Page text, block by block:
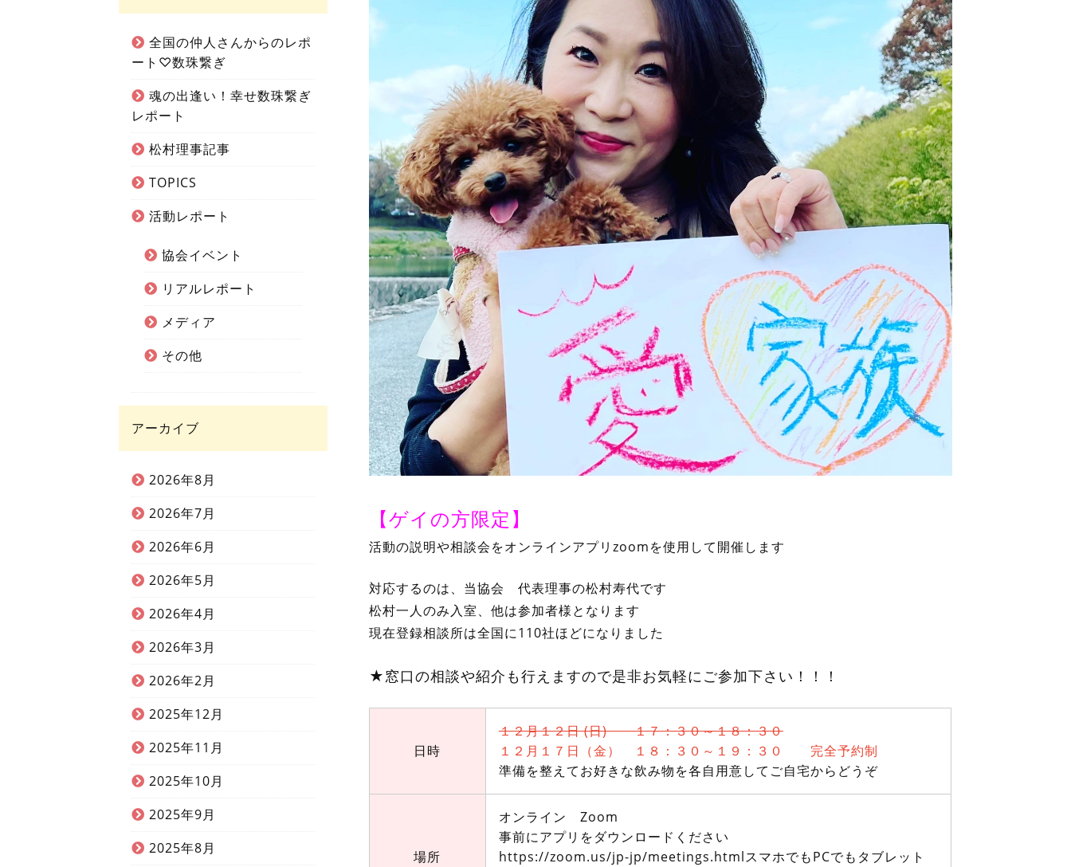
【ゲイの方限定】
活動の説明や相談会をオンラインアプリzoomを使用して開催します
対応するのは、当協会 代表理事の松村寿代です
松村一人のみ入室、他は参加者様となります
現在登録相談所は全国に110社ほどになりました
★窓口の相談や紹介も行えますので是非お気軽にご参加下さい！！！
日時
１２月１２日 (日) １７：３０～１８：３０
１２月１７日（金） １８：３０～１９：３０ 完全予約制
準備を整えてお好きな飲み物を各自用意してご自宅からどうぞ
場所
オンライン Zoom
事前にアプリをダウンロードください
https://zoom.us/jp-jp/meetings.htmlスマホでもPCでもタブレット
全国の仲人さんからのレポ
ート♡数珠繋ぎ
魂の出逢い！幸せ数珠繋ぎ
レポート
松村理事記事
TOPICS
活動レポート
協会イベント
リアルレポート
メディア
その他
アーカイブ
2026年8月
2026年7月
2026年6月
2026年5月
2026年4月
2026年3月
2026年2月
2025年12月
2025年11月
2025年10月
2025年9月
2025年8月